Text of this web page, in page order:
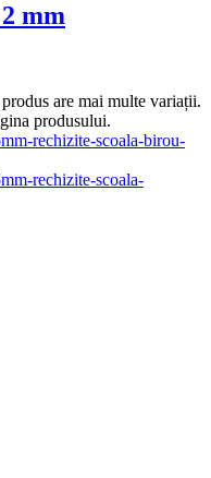
mm
are mai multe variații.
produsului.